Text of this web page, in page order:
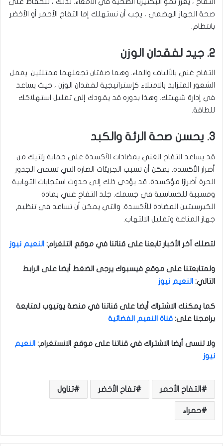
صحة الجهاز الهضمي ، يجب أن نستهلك إما التفاح الأحمر أو الأخضر
بانتظام .
2. جيد لفقدان الوزن
التفاح غني بالألياف والماء. وهما صفتان تجعلهما ممتلئين. يعمل
الشعور المتزايد بالامتلاء كإستراتيجية لفقدان الوزن ، حيث يساعد
في إدارة شهيتك. وهذا بدوره قد يقودك إلى تقليل استهلاكك
للطاقة.
3. يحسن صحة الرئة والكبد
قد يساعد التفاح الغني بمضادات الأكسدة على حماية رئتيك من
أضرار الأكسدة. يمكن أن تسبب الجزيئات الضارة التي تسمى الجذور
الحرة أضرارًا مؤكسدة. قد يؤدي ذلك إلى حدوث استجابات التهابية
ومسببة للحساسية في جسمك. جلد التفاح غني بمادة
الكيرسيتين المضادة للأكسدة. والتي يمكن أن تساعد في تنظيم
جهاز المناعة وتقليل الالتهاب.
لتصلك آخر الأخبار تابعنا على قناتنا في موقع التلغرام: النعيم نيوز
ولمتابعتنا على موقع فيسبوك يرجى الضغط أيضا على الرابط
التالي: النعيم نيوز
كما يمكنك الاشتراك أيضا على قناتنا في منصة يوتيوب لمتابعة
برامجنا على: قناة النعيم الفضائية
ولا تنسى أيضا الاشتراك في قناتنا على موقع الانستغرام: النعيم
نيوز
التفاح الأحمر تفاح الأخضر تناول
حمراء